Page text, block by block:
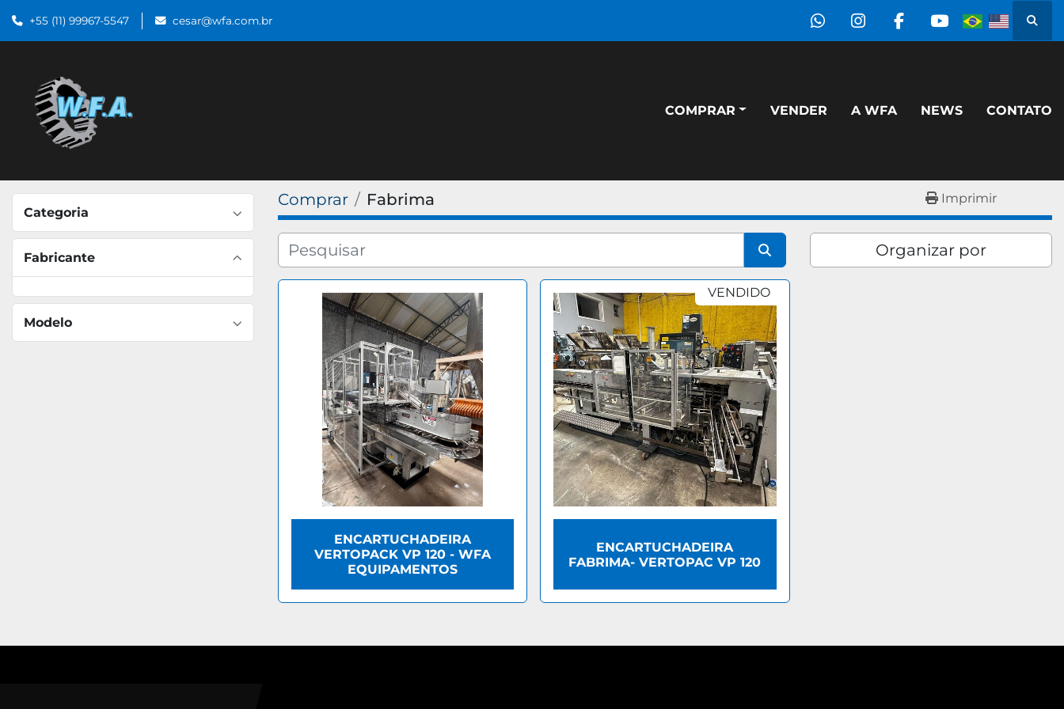
+55 (11) 99967-5547 cesar@wfa.com.br
whatsappinstagram
facebook
youtube
COMPRAR NEWS
VENDER A WFA CONTATO
Categoria
Fabricante
Modelo
Comprar Fabrima Imprimir
Organizar por
ENCARTUCHADEIRA
VERTOPACK VP 120 - WFA
EQUIPAMENTOS
VENDIDO
ENCARTUCHADEIRA
FABRIMA- VERTOPAC VP 120